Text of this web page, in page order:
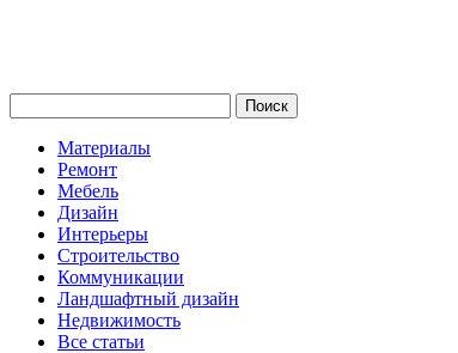
Материалы
Ремонт
Мебель
Дизайн
Интерьеры
Строительство
Коммуникации
Ландшафтный дизайн
Недвижимость
Все статьи